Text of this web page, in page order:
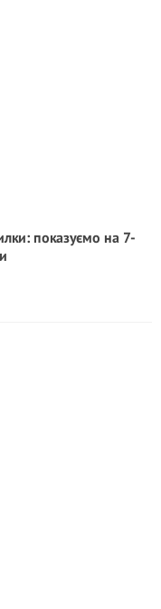
показуємо на 7-